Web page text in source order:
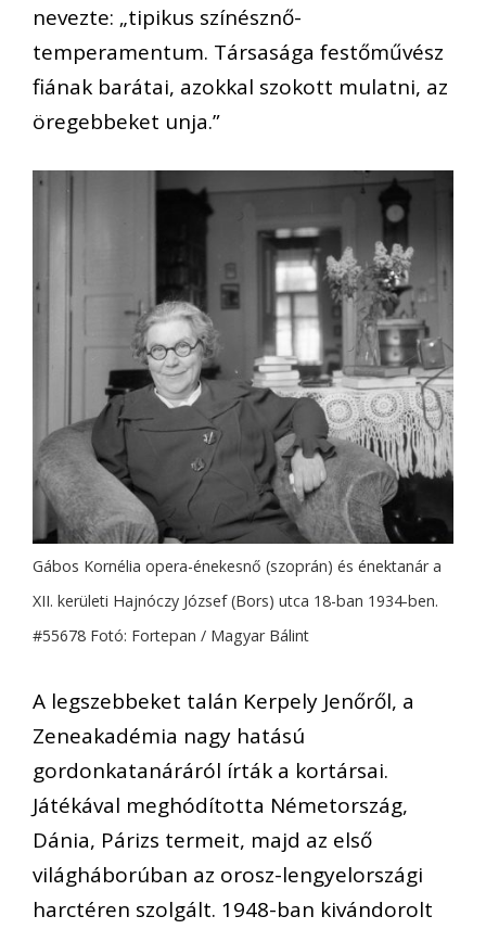
nevezte: „tipikus színésznő-
temperamentum. Társasága festőművész
fiának barátai, azokkal szokott mulatni, az
öregebbeket unja.”
Gábos Kornélia opera-énekesnő (szoprán) és énektanár a
XII. kerületi Hajnóczy József (Bors) utca 18-ban 1934-ben.
#55678 Fotó: Fortepan / Magyar Bálint
A legszebbeket talán Kerpely Jenőről, a
Zeneakadémia nagy hatású
gordonkatanáráról írták a kortársai.
Játékával meghódította Németország,
Dánia, Párizs termeit, majd az első
világháborúban az orosz-lengyelországi
harctéren szolgált. 1948-ban kivándorolt